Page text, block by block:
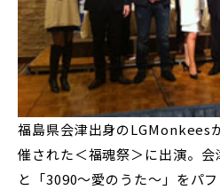
福島県会津出身のLGMonkees
催された＜福魂祭＞に出演。
と「3090～愛のうた～」をパフ